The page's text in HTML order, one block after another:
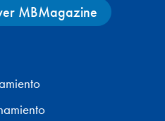
MBMagazine